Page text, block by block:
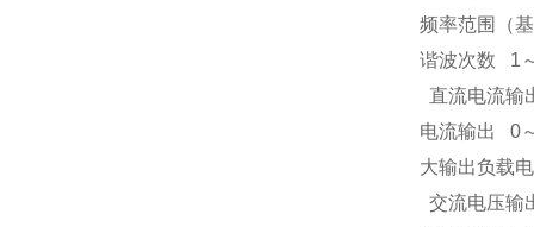
频率范围（
谐波次数 1
直流电流输
电流输出 0
大输出负载
交流电压输